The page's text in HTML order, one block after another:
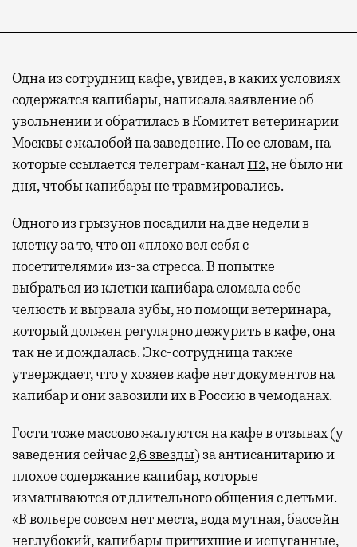
Одна из сотрудниц кафе, увидев, в каких условиях
содержатся капибары, написала заявление об
увольнении и обратилась в Комитет ветеринарии
Москвы с жалобой на заведение. По ее словам, на
которые ссылается телеграм-канал112, не было ни
дня, чтобы капибары не травмировались.
Одного из грызунов посадили на две недели в
клетку за то, что он «плохо вел себя с
посетителями» из-за стресса. В попытке
выбраться из клетки капибара сломала себе
челюсть и вырвала зубы, но помощи ветеринара,
который должен регулярно дежурить в кафе, она
так не и дождалась. Экс-сотрудница также
утверждает, что у хозяев кафе нет документов на
капибар и они завозили их в Россию в чемоданах.
Гости тоже массово жалуются на кафе в отзывах (у
заведения сейчас2,6 звезды) за антисанитарию и
плохое содержание капибар, которые
изматываются от длительного общения с детьми.
«В вольере совсем нет места, вода мутная, бассейн
неглубокий, капибары притихшие и испуганные,